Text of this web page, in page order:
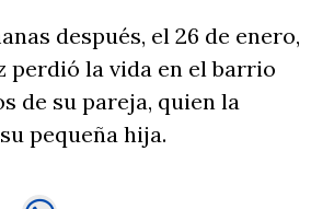
después, el 26 de enero,
perdió la vida en el barrio
de su pareja, quien la
pequeña hija.